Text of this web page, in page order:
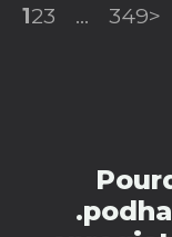
123 ... 349>